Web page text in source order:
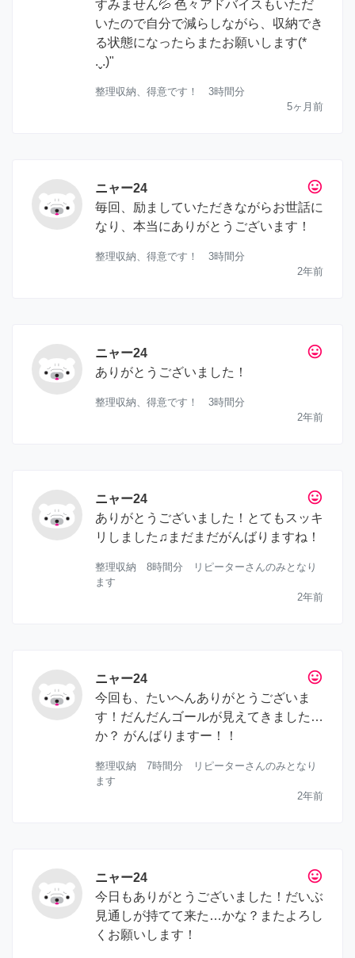
すみません💦 色々アドバイスもいただ
いたので自分で減らしながら、収納でき
る状態になったらまたお願いします(*
.ˬ.)"
整理収納、得意です！ 3時間分
5ヶ月前
tag_faces
ニャー24
毎回、励ましていただきながらお世話に
なり、本当にありがとうございます！
整理収納、得意です！ 3時間分
2年前
tag_faces
ニャー24
ありがとうございました！
整理収納、得意です！ 3時間分
2年前
tag_faces
ニャー24
ありがとうございました！とてもスッキ
リしました♫まだまだがんばりますね！
整理収納 8時間分 リピーターさんのみとなり
ます
2年前
tag_faces
ニャー24
今回も、たいへんありがとうございま
す！だんだんゴールが見えてきました…
か？ がんばりますー！！
整理収納 7時間分 リピーターさんのみとなり
ます
2年前
tag_faces
ニャー24
今日もありがとうございました！だいぶ
見通しが持てて来た…かな？またよろし
くお願いします！